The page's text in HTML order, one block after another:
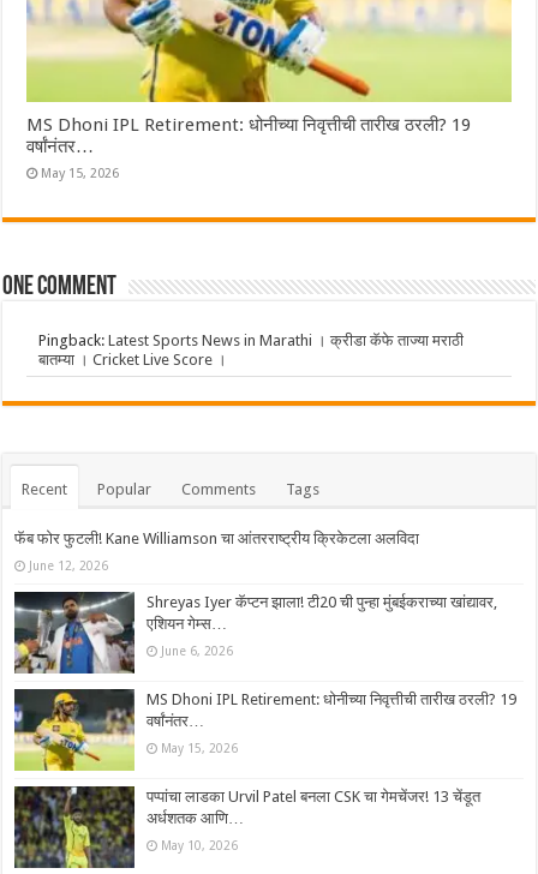
MS Dhoni IPL Retirement: धोनीच्या निवृत्तीची तारीख ठरली? 19
वर्षांनंतर…
May 15, 2026
One comment
Pingback:Latest Sports News in Marathi । क्रीडा कॅफे ताज्या मराठी
बातम्या । Cricket Live Score ।
Recent Popular Comments Tags
फॅब फोर फुटली! Kane Williamson चा आंतरराष्ट्रीय क्रिकेटला अलविदा
June 12, 2026
Shreyas Iyer कॅप्टन झाला! टी20 ची पुन्हा मुंबईकराच्या खांद्यावर,
एशियन गेम्स…
June 6, 2026
MS Dhoni IPL Retirement: धोनीच्या निवृत्तीची तारीख ठरली? 19
वर्षांनंतर…
May 15, 2026
पप्पांचा लाडका Urvil Patel बनला CSK चा गेमचेंजर! 13 चेंडूत
अर्धशतक आणि…
May 10, 2026